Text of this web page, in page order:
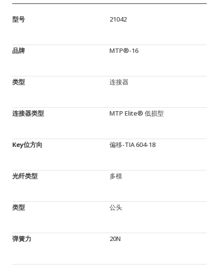
型号 21042
品牌 MTP®-16
类型 连接器
连接器类型 MTP Elite® 低损型
Key位方向 偏移-TIA 604-18
光纤类型 多模
类型 公头
弹簧力 20N